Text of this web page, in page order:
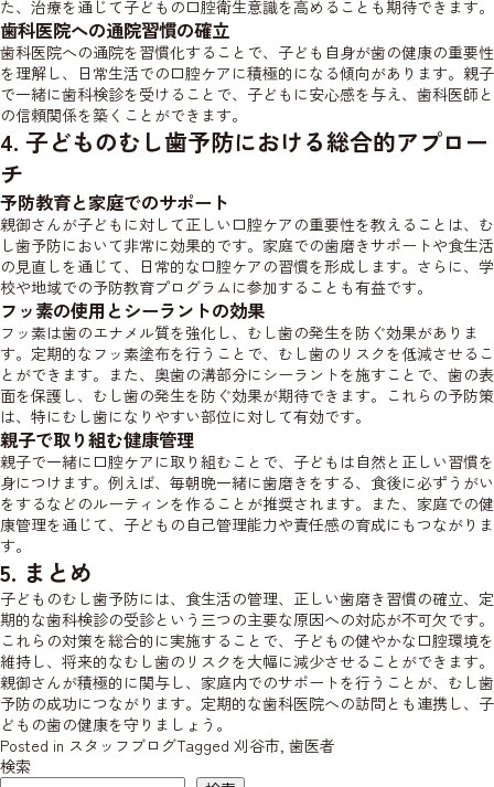
た、治療を通じて子どもの口腔衛生意識を高めることも期待できます。
歯科医院への通院習慣の確立
歯科医院への通院を習慣化することで、子ども自身が歯の健康の重要性
を理解し、日常生活での口腔ケアに積極的になる傾向があります。親子
で一緒に歯科検診を受けることで、子どもに安心感を与え、歯科医師と
の信頼関係を築くことができます。
4. 子どものむし歯予防における総合的アプロー
チ
予防教育と家庭でのサポート
親御さんが子どもに対して正しい口腔ケアの重要性を教えることは、む
し歯予防において非常に効果的です。家庭での歯磨きサポートや食生活
の見直しを通じて、日常的な口腔ケアの習慣を形成します。さらに、学
校や地域での予防教育プログラムに参加することも有益です。
フッ素の使用とシーラントの効果
フッ素は歯のエナメル質を強化し、むし歯の発生を防ぐ効果がありま
す。定期的なフッ素塗布を行うことで、むし歯のリスクを低減させるこ
とができます。また、奥歯の溝部分にシーラントを施すことで、歯の表
面を保護し、むし歯の発生を防ぐ効果が期待できます。これらの予防策
は、特にむし歯になりやすい部位に対して有効です。
親子で取り組む健康管理
親子で一緒に口腔ケアに取り組むことで、子どもは自然と正しい習慣を
身につけます。例えば、毎朝晩一緒に歯磨きをする、食後に必ずうがい
をするなどのルーティンを作ることが推奨されます。また、家庭での健
康管理を通じて、子どもの自己管理能力や責任感の育成にもつながりま
す。
5. まとめ
子どものむし歯予防には、食生活の管理、正しい歯磨き習慣の確立、定
期的な歯科検診の受診という三つの主要な原因への対応が不可欠です。
これらの対策を総合的に実施することで、子どもの健やかな口腔環境を
維持し、将来的なむし歯のリスクを大幅に減少させることができます。
親御さんが積極的に関与し、家庭内でのサポートを行うことが、むし歯
予防の成功につながります。定期的な歯科医院への訪問とも連携し、子
どもの歯の健康を守りましょう。
Posted in スタッフブログTagged 刈谷市, 歯医者
検索